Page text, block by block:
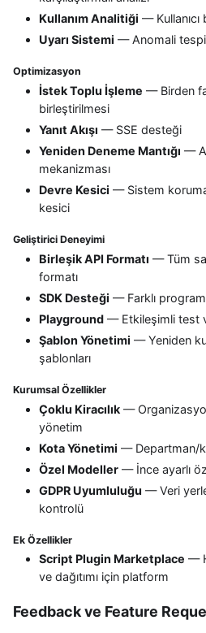
Kullanım Analitiği — Kullanıcı
Uyarı Sistemi — Anomali
Optimizasyon
İstek Toplu İşleme — Birden
birleştirilmesi
Yanıt Akışı — SSE desteği
Yeniden Deneme Mantığı —
mekanizması
Devre Kesici — Sistem
kesici
Geliştirici Deneyimi
Birleşik API Formatı — Tüm
formatı
SDK Desteği — Farklı
Playground — Etkileşimli test
Şablon Yönetimi — Yeniden
şablonları
Kurumsal Özellikler
Çoklu Kiracılık —
yönetim
Kota Yönetimi — Departman/
Özel Modeller — İnce ayarlı
GDPR Uyumluluğu — Veri
kontrolü
Ek Özellikler
Script Plugin Marketplace —
ve dağıtımı için platform
Feedback ve Feature